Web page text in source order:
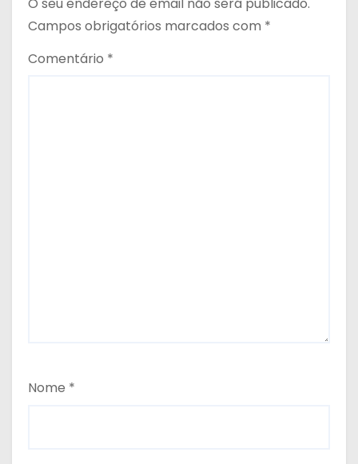
O seu endereço de email não será publicado.
Campos obrigatórios marcados com *
Comentário *
Nome *